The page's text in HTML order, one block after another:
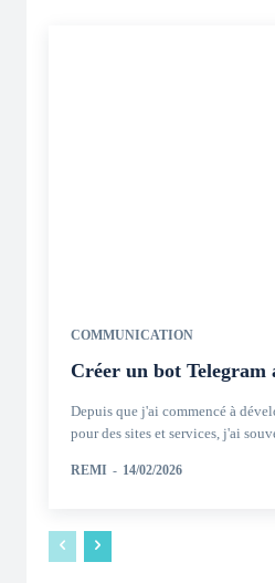
COMMUNICATION
Créer un bot Telegram
Depuis que j'ai commencé à
pour des sites et services, j'ai
REMI - 14/02/2026